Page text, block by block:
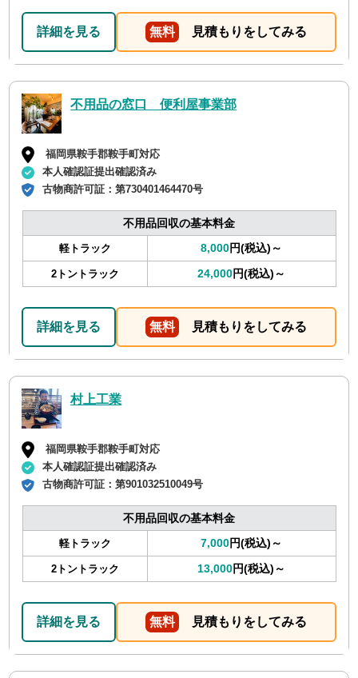
詳細を見る 無料 見積もりをしてみる
不用品の窓口 便利屋事業部
福岡県鞍手郡鞍手町対応
本人確認証提出確認済み
古物商許可証：第730401464470号
不用品回収の基本料金
軽トラック 8,000円(税込)～
2トントラック 24,000円(税込)～
詳細を見る 無料 見積もりをしてみる
村上工業
福岡県鞍手郡鞍手町対応
本人確認証提出確認済み
古物商許可証：第901032510049号
不用品回収の基本料金
軽トラック 7,000円(税込)～
2トントラック 13,000円(税込)～
詳細を見る 無料 見積もりをしてみる